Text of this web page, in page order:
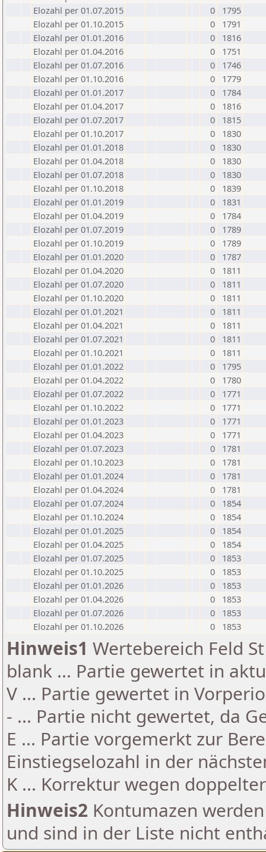
Elozahl per 01.07.2015
0
1795
Elozahl per 01.10.2015
0
1791
Elozahl per 01.01.2016
0
1816
Elozahl per 01.04.2016
0
1751
Elozahl per 01.07.2016
0
1746
Elozahl per 01.10.2016
0
1779
Elozahl per 01.01.2017
0
1784
Elozahl per 01.04.2017
0
1816
Elozahl per 01.07.2017
0
1815
Elozahl per 01.10.2017
0
1830
Elozahl per 01.01.2018
0
1830
Elozahl per 01.04.2018
0
1830
Elozahl per 01.07.2018
0
1830
Elozahl per 01.10.2018
0
1839
Elozahl per 01.01.2019
0
1831
Elozahl per 01.04.2019
0
1784
Elozahl per 01.07.2019
0
1789
Elozahl per 01.10.2019
0
1789
Elozahl per 01.01.2020
0
1787
Elozahl per 01.04.2020
0
1811
Elozahl per 01.07.2020
0
1811
Elozahl per 01.10.2020
0
1811
Elozahl per 01.01.2021
0
1811
Elozahl per 01.04.2021
0
1811
Elozahl per 01.07.2021
0
1811
Elozahl per 01.10.2021
0
1811
Elozahl per 01.01.2022
0
1795
Elozahl per 01.04.2022
0
1780
Elozahl per 01.07.2022
0
1771
Elozahl per 01.10.2022
0
1771
Elozahl per 01.01.2023
0
1771
Elozahl per 01.04.2023
0
1771
Elozahl per 01.07.2023
0
1781
Elozahl per 01.10.2023
0
1781
Elozahl per 01.01.2024
0
1781
Elozahl per 01.04.2024
0
1781
Elozahl per 01.07.2024
0
1854
Elozahl per 01.10.2024
0
1854
Elozahl per 01.01.2025
0
1854
Elozahl per 01.04.2025
0
1854
Elozahl per 01.07.2025
0
1853
Elozahl per 01.10.2025
0
1853
Elozahl per 01.01.2026
0
1853
Elozahl per 01.04.2026
0
1853
Elozahl per 01.07.2026
0
1853
Elozahl per 01.10.2026
0 1853
Hinweis1 Wertebereich Feld
blank ... Partie gewertet in
V ... Partie gewertet in
- ... Partie nicht gewertet, da
E ... Partie vorgemerkt zur
Einstiegselozahl in der
K ... Korrektur wegen
Hinweis2 Kontumazen
und sind in der Liste nicht